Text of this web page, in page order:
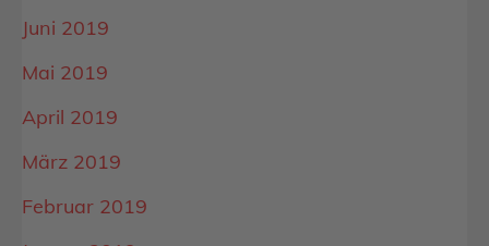
Juni 2019
Mai 2019
April 2019
März 2019
Februar 2019